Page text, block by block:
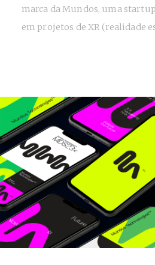
marca da Mundos, uma
em projetos de XR (realidade